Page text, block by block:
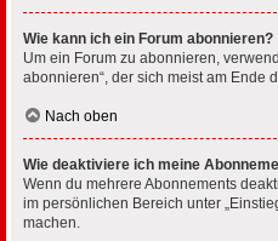
Wie kann ich ein Forum abonnieren?
Um ein Forum zu abonnieren,
abonnieren“, der sich meist am Ende
Nach oben
Wie deaktiviere ich meine
Wenn du mehrere Abonnements
im persönlichen Bereich unter
machen.